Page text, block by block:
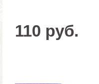
110 руб.